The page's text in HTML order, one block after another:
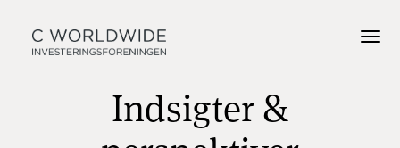
Indsigter &